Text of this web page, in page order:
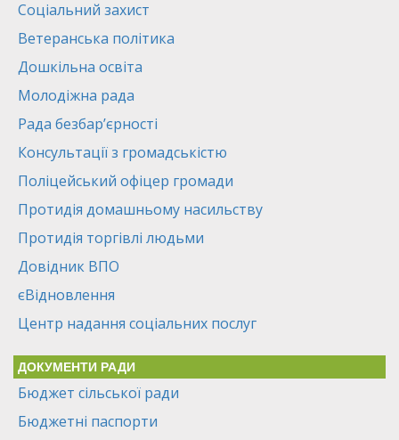
Соціальний захист
Ветеранська політика
Дошкільна освіта
Молодіжна рада
Рада безбар’єрності
Консультації з громадськістю
Поліцейський офіцер громади
Протидія домашньому насильству
Протидія торгівлі людьми
Довідник ВПО
єВідновлення
Центр надання соціальних послуг
ДОКУМЕНТИ РАДИ
Бюджет сільської ради
Бюджетні паспорти